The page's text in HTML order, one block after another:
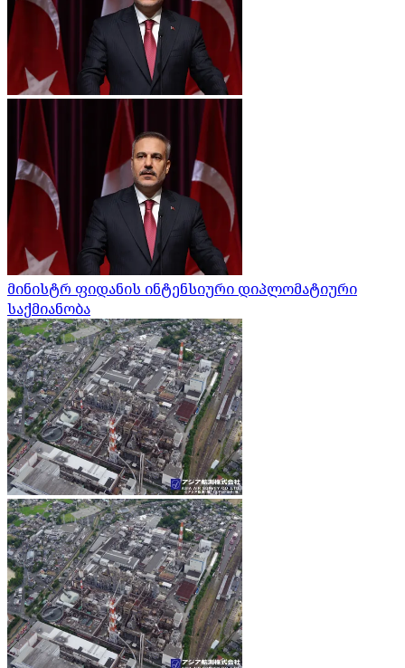
მინისტრ ფიდანის ინტენსიური დიპლომატიური
საქმიანობა